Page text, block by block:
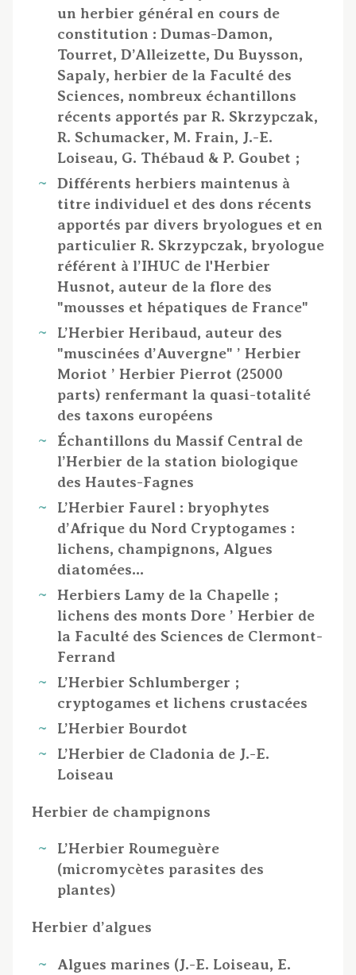
un herbier général en cours de
constitution : Dumas-Damon,
Tourret, D’Alleizette, Du Buysson,
Sapaly, herbier de la Faculté des
Sciences, nombreux échantillons
récents apportés par R. Skrzypczak,
R. Schumacker, M. Frain, J.-E.
Loiseau, G. Thébaud & P. Goubet ;
Différents herbiers maintenus à
titre individuel et des dons récents
apportés par divers bryologues et en
particulier R. Skrzypczak, bryologue
référent à l’IHUC de l'Herbier
Husnot, auteur de la flore des
"mousses et hépatiques de France"
L’Herbier Heribaud, auteur des
"muscinées d’Auvergne" ’ Herbier
Moriot ’ Herbier Pierrot (25000
parts) renfermant la quasi-totalité
des taxons européens
Échantillons du Massif Central de
l’Herbier de la station biologique
des Hautes-Fagnes
L’Herbier Faurel : bryophytes
d’Afrique du Nord Cryptogames :
lichens, champignons, Algues
diatomées…
Herbiers Lamy de la Chapelle ;
lichens des monts Dore ’ Herbier de
la Faculté des Sciences de Clermont-
Ferrand
L’Herbier Schlumberger ;
cryptogames et lichens crustacées
L’Herbier Bourdot
L’Herbier de Cladonia de J.-E.
Loiseau
Herbier de champignons
L’Herbier Roumeguère
(micromycètes parasites des
plantes)
Herbier d’algues
Algues marines (J.-E. Loiseau, E.